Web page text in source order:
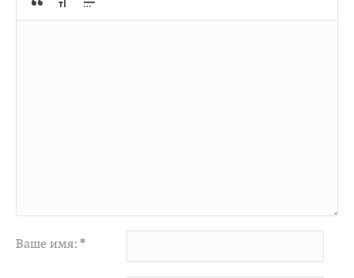
Ваше имя: *